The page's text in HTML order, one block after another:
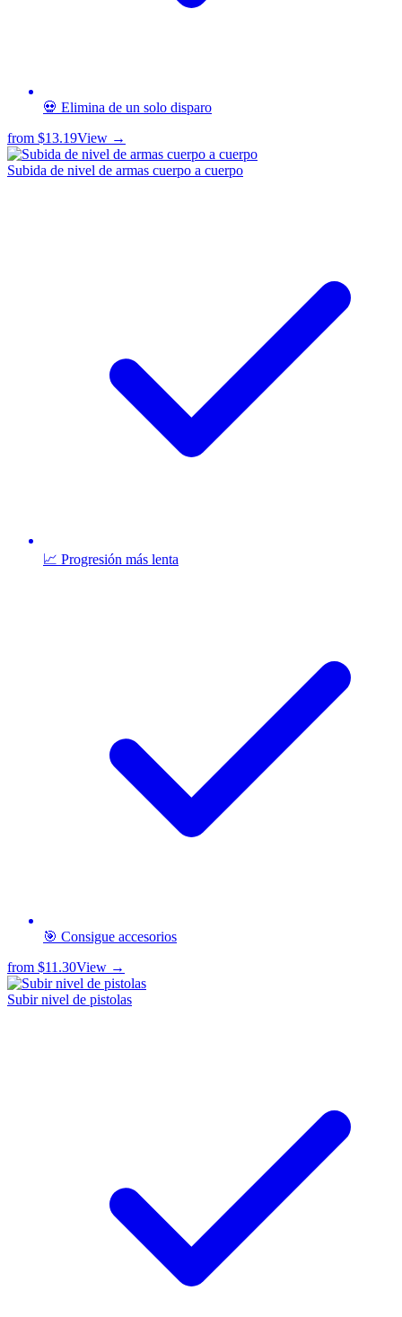
💀 Elimina de un solo disparo
from $13.19View →
Subida de nivel de armas cuerpo a cuerpo
📈 Progresión más lenta
🎯 Consigue accesorios
from $11.30View →
Subir nivel de pistolas